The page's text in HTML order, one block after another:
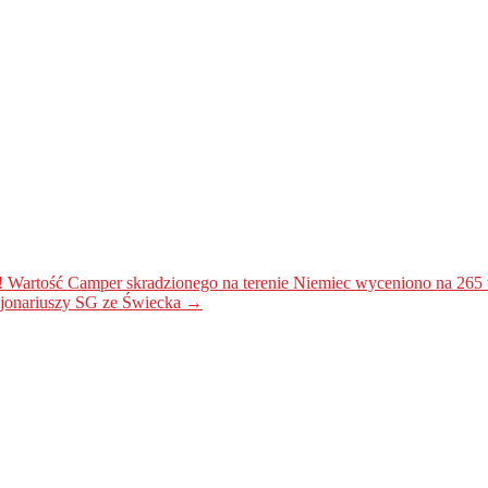
Camper skradzionego na terenie Niemiec wyceniono na 265
SG ze Świecka →